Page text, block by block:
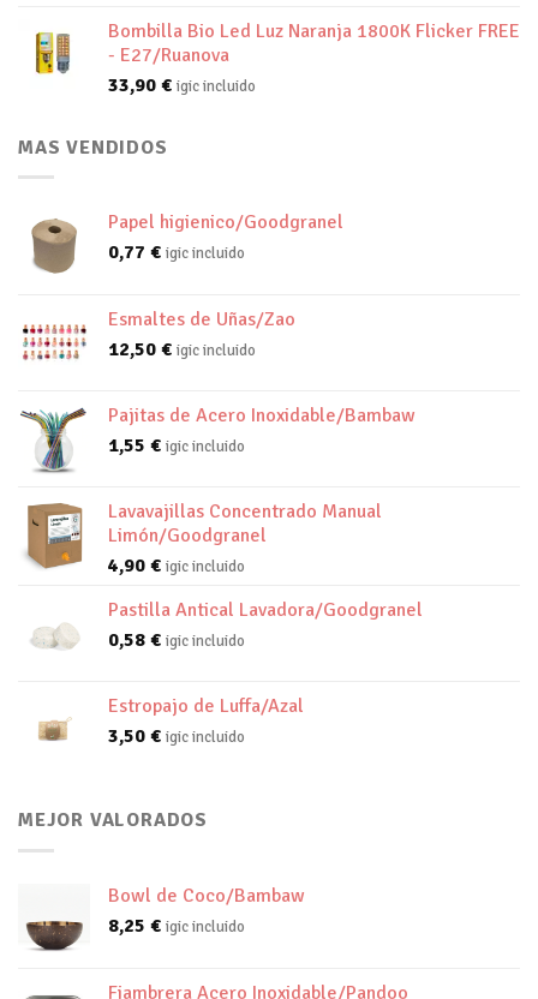
Bombilla Bio Led Luz Naranja 1800K Flicker FREE
- E27/Ruanova
33,90 € igic incluido
MAS VENDIDOS
Papel higienico/Goodgranel
0,77 € igic incluido
Esmaltes de Uñas/Zao
12,50 € igic incluido
Pajitas de Acero Inoxidable/Bambaw
1,55 € igic incluido
Lavavajillas Concentrado Manual
Limón/Goodgranel
4,90 € igic incluido
Pastilla Antical Lavadora/Goodgranel
0,58 € igic incluido
Estropajo de Luffa/Azal
3,50 € igic incluido
MEJOR VALORADOS
Bowl de Coco/Bambaw
8,25 € igic incluido
Fiambrera Acero Inoxidable/Pandoo